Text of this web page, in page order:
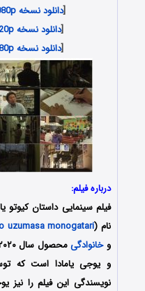
[دانلود نسخه 1080p با حجم 978 مگابایت
[دانلود نسخه 720p با حجم 541 مگابایت
[دانلود نسخه 480p با حجم 267 مگابایت
درباره فیلم:
نام (uzumasa monogatari
وخانوادگی
نویسندگی این فیلم را نیز